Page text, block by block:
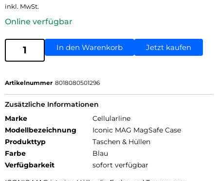
inkl. MwSt.
Online verfügbar
In den Warenkorb Jetzt kaufen
Artikelnummer 8018080501296
Zusätzliche Informationen
Marke
Cellularline
Modellbezeichnung
Iconic MAG MagSafe Case
Produkttyp
Taschen & Hüllen
Farbe
Blau
Verfügbarkeit
sofort verfügbar